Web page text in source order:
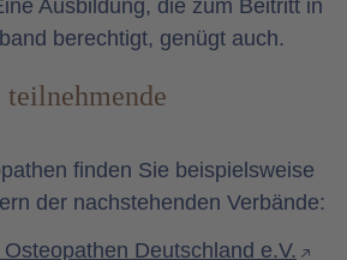
Ausbildung, die zum Beitritt in
berechtigt, genügt auch.
finden Sie beispielsweise
der nachstehenden Verbände:
Deutschland e.V.